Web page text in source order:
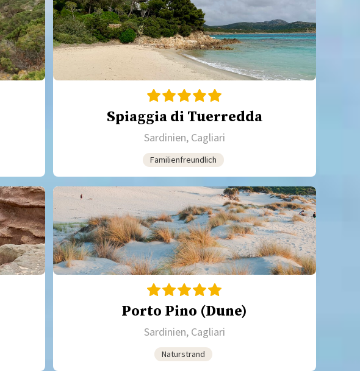
Spiaggia di Tuerredda
Sardinien, Cagliari
Familienfreundlich
Porto Pino (Dune)
Sardinien, Cagliari
Naturstrand